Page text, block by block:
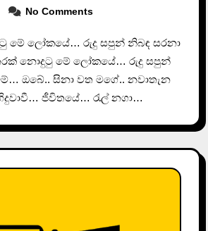
No Comments
නොදුටු මේ ලෝකයේ… රුදු සපුන්
ඔබේ.. සිනා වත මගේ.. නවාතැන
ජීවිතයේ… රැල් නගා…